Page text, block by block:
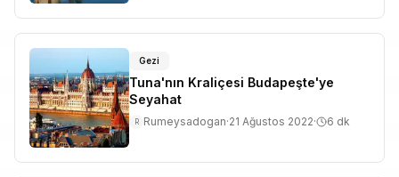
Gezi
Tuna'nın Kraliçesi Budapeşte'ye
Seyahat
R Rumeysadogan·21 Ağustos 2022· 6 dk